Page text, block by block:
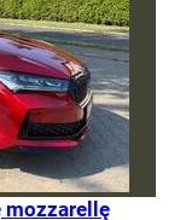
mozzarellę